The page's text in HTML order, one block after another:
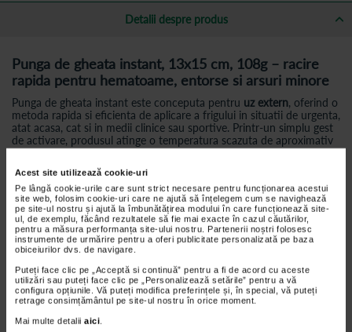
Acest site utilizează cookie-uri
Pe lângă cookie-urile care sunt strict necesare pentru funcționarea acestui
site web, folosim cookie-uri care ne ajută să înțelegem cum se navighează
pe site-ul nostru și ajută la îmbunătățirea modului în care funcționează site-
ul, de exemplu, făcând rezultatele să fie mai exacte în cazul căutărilor,
pentru a măsura performanța site-ului nostru. Partenerii noștri folosesc
instrumente de urmărire pentru a oferi publicitate personalizată pe baza
obiceiurilor dvs. de navigare.
Puteți face clic pe „Acceptă si continuă” pentru a fi de acord cu aceste
utilizări sau puteți face clic pe „Personalizează setările” pentru a vă
configura opțiunile. Vă puteți modifica preferințele și, în special, vă puteți
retrage consimțământul pe site-ul nostru în orice moment.
Mai multe detalii aici.
Detalii despre produs
Punga de gheata instant, 13x15 cm, 108g – racire
rapida pentru hematoame, entorse si arsuri minore
Punga de gheata instant este conceputa pentru uz extern, oferind o
metoda rapida si eficienta de aplicare a frigului in situatii de urgenta,
atat acasa, cat si in medii clinice sau sportive. Printr-un simplu gest
de activare, produsul atinge o temperatura scazuta de aproximativ
5,5°C si mentine efectul de racire pentru aproximativ 20 de minute,
in functie de temperatura ambientala.
Beneficii principale:
Tratarea rapida a hematoamelorprin racire locala imediata
Reducerea inflamatieiin caz de entorse si contuzii
Ameliorarea leziunilor hipertermice
musculara)
Efect analgezic localpentru diverse tipuri de durere
Usor de utilizat, fara nevoie de congelare prealabila